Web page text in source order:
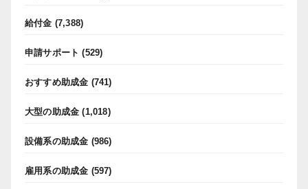
給付金 (7,388)
申請サポート (529)
おすすめ助成金 (741)
大型の助成金 (1,018)
設備系の助成金 (986)
雇用系の助成金 (597)